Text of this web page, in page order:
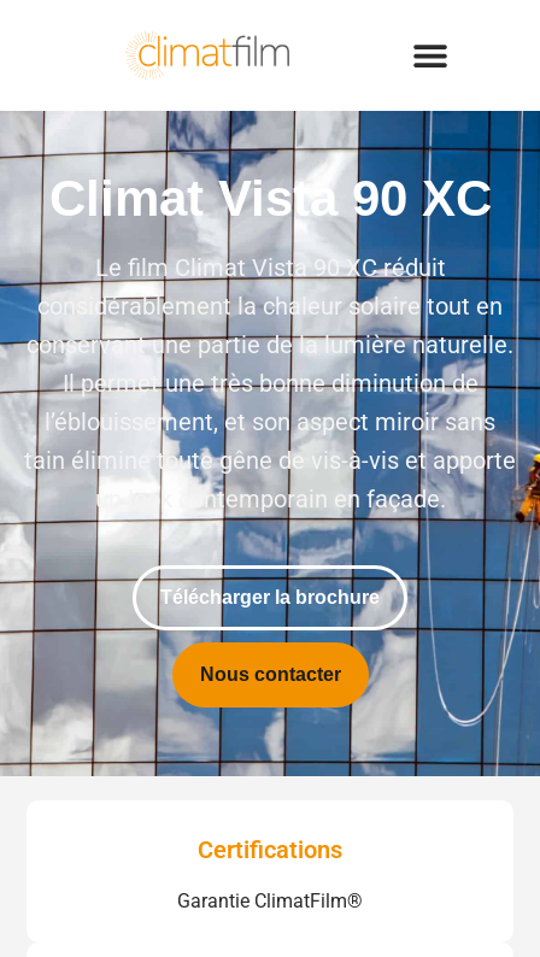
Climat Vista 90 XC
Le film Climat Vista 90 XC réduit
considérablement la chaleur solaire tout en
conservant une partie de la lumière naturelle.
Il permet une très bonne diminution de
l’éblouissement, et son aspect miroir sans
tain élimine toute gêne de vis-à-vis et apporte
un look contemporain en façade.
Télécharger la brochure
Nous contacter
Certifications
Garantie ClimatFilm®